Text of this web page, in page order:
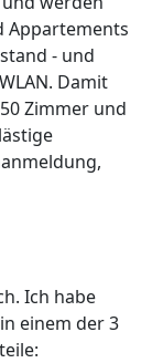
Appartements
- und
Damit
Zimmer und
Ich habe
einem der 3